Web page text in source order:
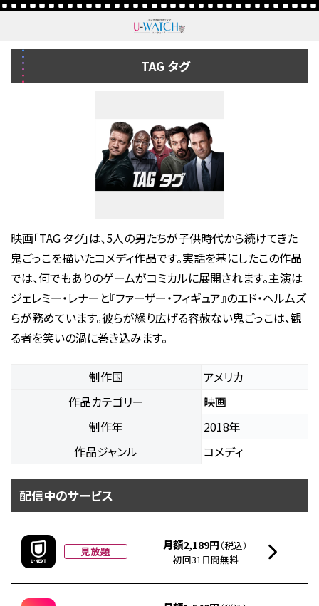
TAG タグ
映画「TAG タグ」は、5人の男たちが子供時代から続けてきた
鬼ごっこを描いたコメディ作品です。実話を基にしたこの作品
では、何でもありのゲームがコミカルに展開されます。主演は
ジェレミー・レナーと『ファーザー・フィギュア』のエド・ヘルムズ
らが務めています。彼らが繰り広げる容赦ない鬼ごっこは、観
る者を笑いの渦に巻き込みます。
制作国
アメリカ
作品カテゴリー
映画
制作年
2018年
作品ジャンル
コメディ
配信中のサービス
見放題 月額2,189円 （税込）
初回31日間無料